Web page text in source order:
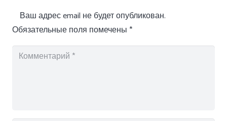
Ваш адрес email не будет опубликован.
Обязательные поля помечены *